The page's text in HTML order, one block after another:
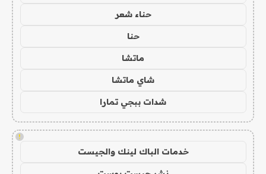
حناء شعر
حنا
ماتشا
شاي ماتشا
شدات ببجي تمارا
!
خدمات الباك لينك والجيست